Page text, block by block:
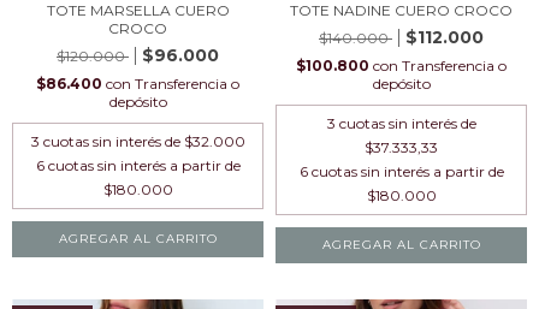
TOTE MARSELLA CUERO
CROCO
$120.000
$96.000
$86.400 con Transferencia o
depósito
3 cuotas sin interés de $32.000
AGREGAR AL CARRITO
TOTE NADINE CUERO CROCO
$140.000
$112.000
$100.800 con Transferencia o
depósito
3 cuotas sin interés de
$37.333,33
AGREGAR AL CARRITO